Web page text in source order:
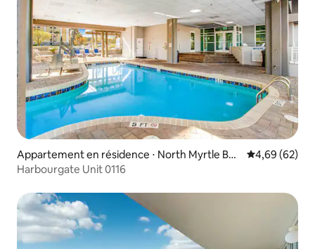
Appartement en résidence ⋅ North Myrtle Bea
ch
Évaluation
4,69 (62)
Harbourgate Unit 0116